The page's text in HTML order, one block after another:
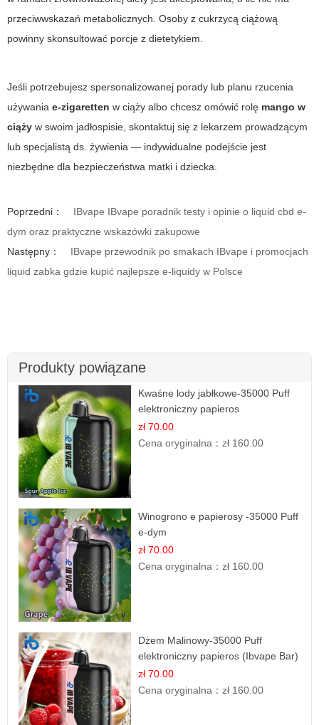
przeciwwskazań metabolicznych. Osoby z cukrzycą ciążową
powinny skonsultować porcje z dietetykiem.
Jeśli potrzebujesz spersonalizowanej porady lub planu rzucenia
używania e-zigaretten w ciąży albo chcesz omówić rolę mango w
ciąży w swoim jadłospisie, skontaktuj się z lekarzem prowadzącym
lub specjalistą ds. żywienia — indywidualne podejście jest
niezbędne dla bezpieczeństwa matki i dziecka.
Poprzedni：
IBvape IBvape poradnik testy i opinie o liquid cbd e-
dym oraz praktyczne wskazówki zakupowe
Następny：
IBvape przewodnik po smakach IBvape i promocjach
liquid zabka gdzie kupić najlepsze e-liquidy w Polsce
Produkty powiązane
Kwaśne lody jabłkowe-35000 Puff
elektroniczny papieros
zł 70.00
Cena oryginalna：zł 160.00
Winogrono e papierosy -35000 Puff
e-dym
zł 70.00
Cena oryginalna：zł 160.00
Dżem Malinowy-35000 Puff
elektroniczny papieros (Ibvape Bar)
zł 70.00
Cena oryginalna：zł 160.00